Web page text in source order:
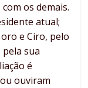
os demais.
atual;
e Ciro, pelo
sua
é
ouviram